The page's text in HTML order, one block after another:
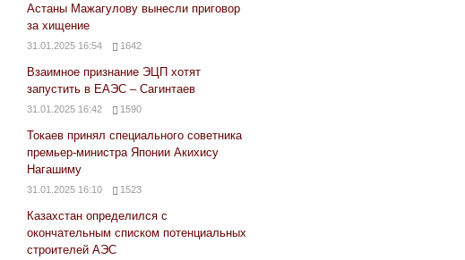
Астаны Мажагулову вынесли приговор
за хищение
31.01.2025 16:54 1642
Взаимное признание ЭЦП хотят
запустить в ЕАЭС – Сагинтаев
31.01.2025 16:42 1590
Токаев принял специального советника
премьер-министра Японии Акихису
Нагашиму
31.01.2025 16:10 1523
Казахстан определился с
окончательным списком потенциальных
строителей АЭС